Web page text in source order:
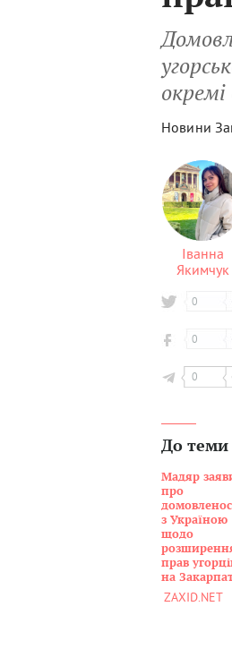
Новини
Іванна
Якимчук
0
0
0
До теми
Мадяр
про
з Україною
щодо
прав
на
ZAXID.NET